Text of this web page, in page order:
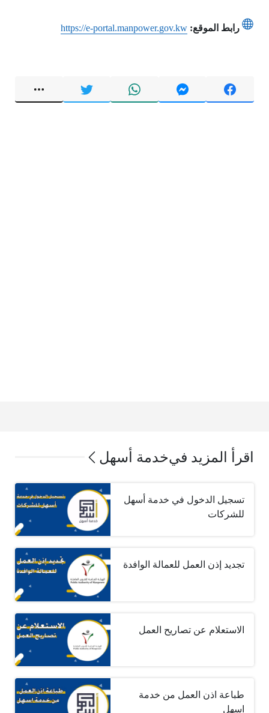
رابط الموقع: https://e-portal.manpower.gov.kw
اقرأ المزيد فيخدمة أسهل
تسجيل الدخول في خدمة أسهل
للشركات
تجديد إذن العمل للعمالة الوافدة
الاستعلام عن تصاريح العمل
طباعة اذن العمل من خدمة
اسهل